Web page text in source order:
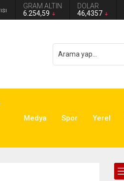
GRAM ALTIN
6.254,59
DOLAR
46,4357
Medya Spor Yerel